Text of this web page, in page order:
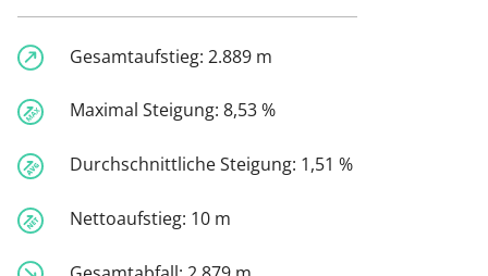
Gesamtaufstieg: 2.889 m
Maximal Steigung: 8,53 %
Durchschnittliche Steigung: 1,51 %
Nettoaufstieg: 10 m